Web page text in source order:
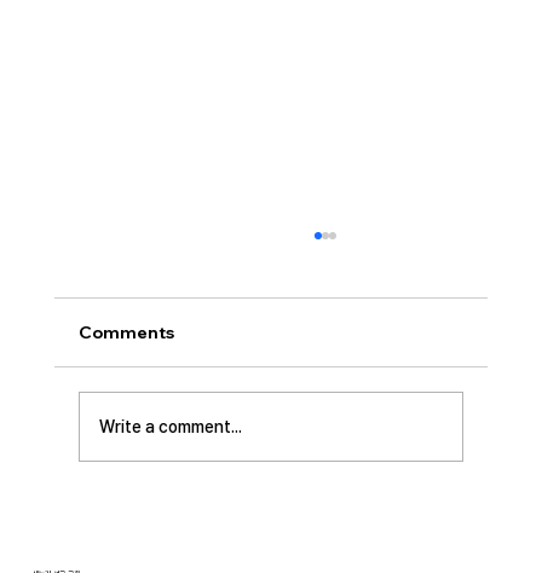
• 서대석 목자 단기 선교 8월 1일부터 13일까지
이스라엘 단기 선교를 다녀옵니다. 관심과 기도
부탁 드립니다. • 가정교회 평신도 세미나 등록
평신도 세미나가 어스틴 늘푸른교회에서 9월 25
일부터 27일까지 있습니다. 등록마감은 8월 7일
Comments
Write a comment...